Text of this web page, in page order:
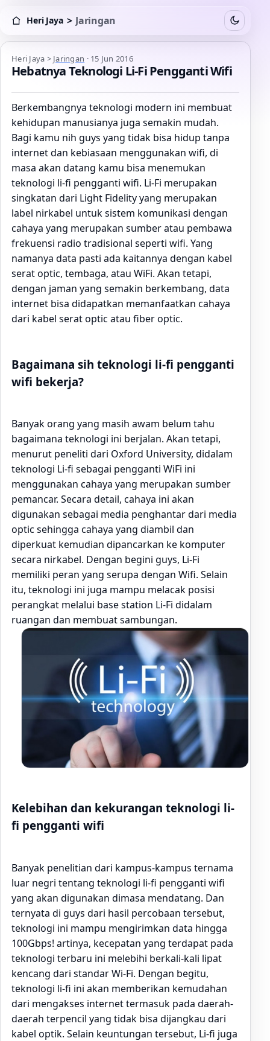
Heri Jaya > Jaringan
Heri Jaya > Jaringan Switch to
Heri Jaya > Jaringan · 15 Jun 2016
Hebatnya Teknologi Li-Fi Pengganti Wifi
Berkembangnya teknologi modern ini membuat
kehidupan manusianya juga semakin mudah.
Bagi kamu nih guys yang tidak bisa hidup tanpa
internet dan kebiasaan menggunakan wifi, di
masa akan datang kamu bisa menemukan
teknologi li-fi pengganti wifi. Li-Fi merupakan
singkatan dari Light Fidelity yang merupakan
label nirkabel untuk sistem komunikasi dengan
cahaya yang merupakan sumber atau pembawa
frekuensi radio tradisional seperti wifi. Yang
namanya data pasti ada kaitannya dengan kabel
serat optic, tembaga, atau WiFi. Akan tetapi,
dengan jaman yang semakin berkembang, data
internet bisa didapatkan memanfaatkan cahaya
dari kabel serat optic atau fiber optic.
Bagaimana sih teknologi li-fi pengganti
wifi bekerja?
Banyak orang yang masih awam belum tahu
bagaimana teknologi ini berjalan. Akan tetapi,
menurut peneliti dari Oxford University, didalam
teknologi Li-fi sebagai pengganti WiFi ini
menggunakan cahaya yang merupakan sumber
pemancar. Secara detail, cahaya ini akan
digunakan sebagai media penghantar dari media
optic sehingga cahaya yang diambil dan
diperkuat kemudian dipancarkan ke komputer
secara nirkabel. Dengan begini guys, Li-Fi
memiliki peran yang serupa dengan Wifi. Selain
itu, teknologi ini juga mampu melacak posisi
perangkat melalui base station Li-Fi didalam
ruangan dan membuat sambungan.
Kelebihan dan kekurangan teknologi li-
fi pengganti wifi
Banyak penelitian dari kampus-kampus ternama
luar negri tentang teknologi li-fi pengganti wifi
yang akan digunakan dimasa mendatang. Dan
ternyata di guys dari hasil percobaan tersebut,
teknologi ini mampu mengirimkan data hingga
100Gbps! artinya, kecepatan yang terdapat pada
teknologi terbaru ini melebihi berkali-kali lipat
kencang dari standar Wi-Fi. Dengan begitu,
teknologi li-fi ini akan memberikan kemudahan
dari mengakses internet termasuk pada daerah-
daerah terpencil yang tidak bisa dijangkau dari
kabel optik. Selain keuntungan tersebut, Li-fi juga